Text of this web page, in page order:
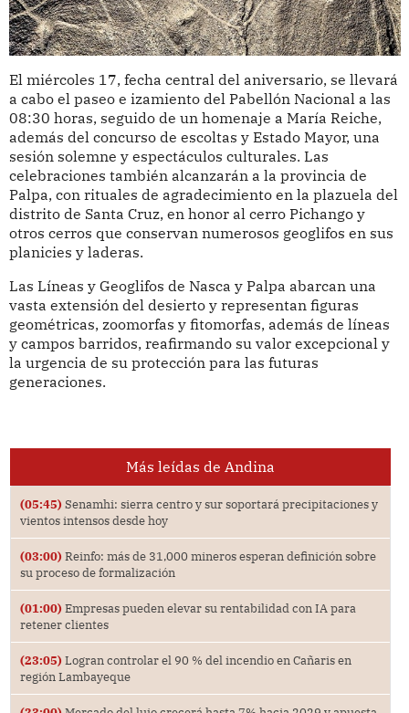
El miércoles 17, fecha central del aniversario, se llevará
a cabo el paseo e izamiento del Pabellón Nacional a las
08:30 horas, seguido de un homenaje a María Reiche,
además del concurso de escoltas y Estado Mayor, una
sesión solemne y espectáculos culturales. Las
celebraciones también alcanzarán a la provincia de
Palpa, con rituales de agradecimiento en la plazuela del
distrito de Santa Cruz, en honor al cerro Pichango y
otros cerros que conservan numerosos geoglifos en sus
planicies y laderas.
Las Líneas y Geoglifos de Nasca y Palpa abarcan una
vasta extensión del desierto y representan figuras
geométricas, zoomorfas y fitomorfas, además de líneas
y campos barridos, reafirmando su valor excepcional y
la urgencia de su protección para las futuras
generaciones.
Más leídas de Andina
(05:45) Senamhi: sierra centro y sur soportará precipitaciones y
vientos intensos desde hoy
(03:00) Reinfo: más de 31,000 mineros esperan definición sobre
su proceso de formalización
(01:00) Empresas pueden elevar su rentabilidad con IA para
retener clientes
(23:05) Logran controlar el 90 % del incendio en Cañaris en
región Lambayeque